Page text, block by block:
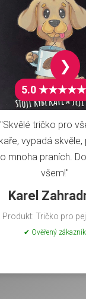
5.0 ★★★★★
"Skvělé tričko pro
vypadá
mnoha praních.
všem!"
Karel
Produkt: Tričko pro
✔ Ověřený zákazník
❯